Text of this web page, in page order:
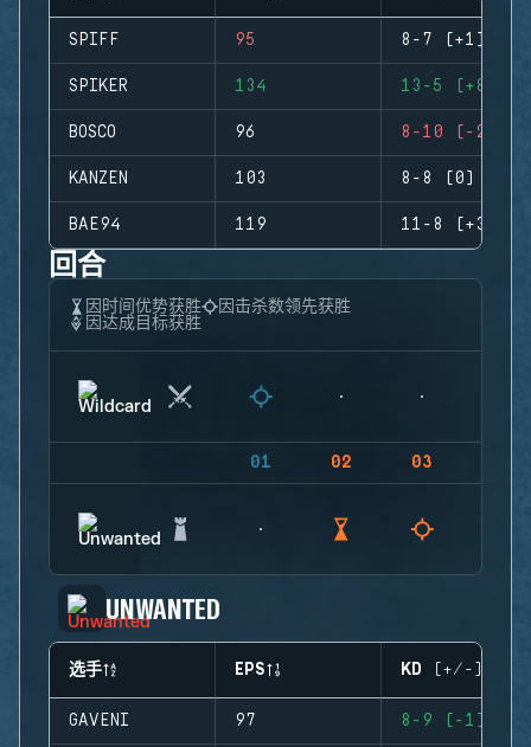
SPIFF 95 8-7 (+1)
SPIKER 134 13-5 (+8)
BOSCO 96 8-10 (-2)
KANZEN 103 8-8 (0)
BAE94 119 11-8 (+3)
回合
因时间优势获胜
因击杀数领先获胜
因达成目标获胜
01 02 03
UNWANTED
选手 EPS KD (+/-)
GAVENI 97 8-9 (-1)